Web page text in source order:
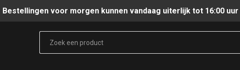
Bestellingen voor morgen kunnen vandaag uiterlijk tot 16:00